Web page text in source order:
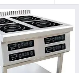
продуктів
так як
до високих